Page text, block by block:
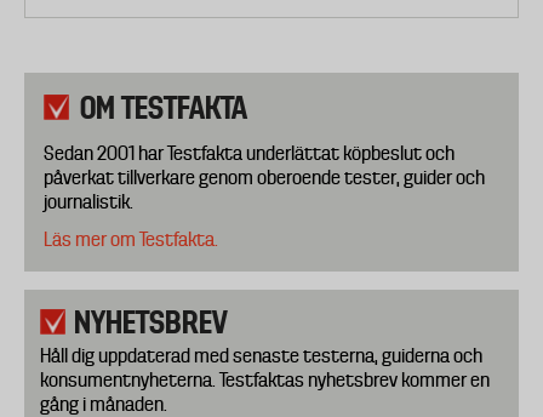
OM TESTFAKTA
Sedan 2001 har Testfakta underlättat köpbeslut och
påverkat tillverkare genom oberoende tester, guider och
journalistik.
Läs mer om Testfakta.
NYHETSBREV
Håll dig uppdaterad med senaste testerna, guiderna och
konsumentnyheterna. Testfaktas nyhetsbrev kommer en
gång i månaden.